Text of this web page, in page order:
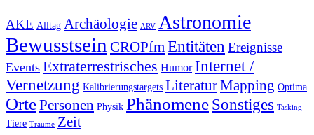
AKE Alltag Archäologie ARV Astronomie
Bewusstsein CROPfm Entitäten Ereignisse
Events Extraterrestrisches Humor Internet /
Vernetzung Kalibrierungstargets LiteraturMapping Optima
OrtePersonen Physik PhänomeneSonstiges Tasking
Tiere Träume Zeit